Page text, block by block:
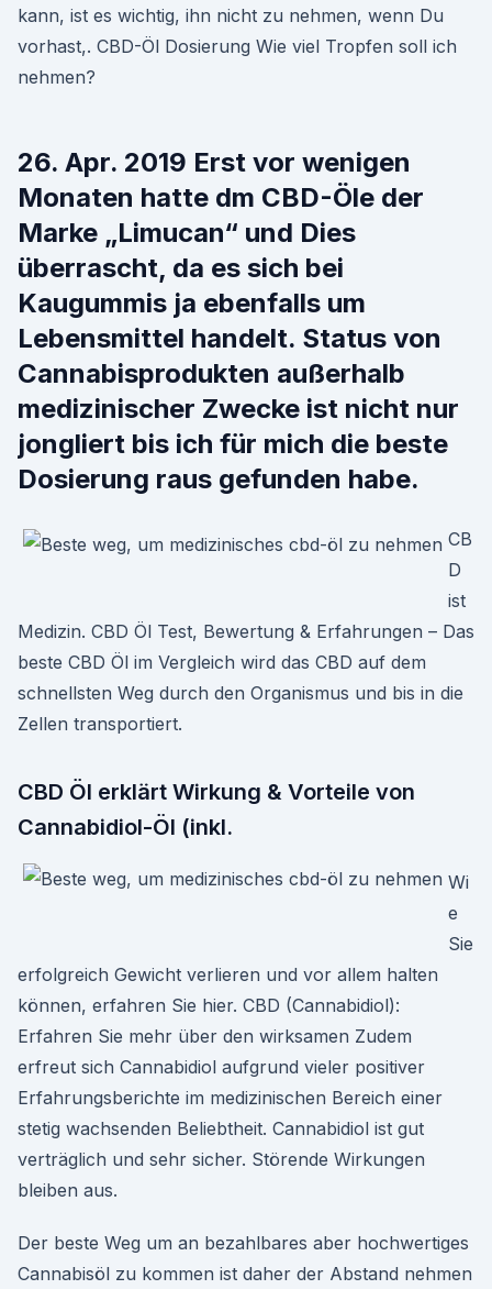
kann, ist es wichtig, ihn nicht zu nehmen, wenn Du
vorhast,. CBD-Öl Dosierung Wie viel Tropfen soll ich
nehmen?
26. Apr. 2019 Erst vor wenigen
Monaten hatte dm CBD-Öle der
Marke „Limucan“ und Dies
überrascht, da es sich bei
Kaugummis ja ebenfalls um
Lebensmittel handelt. Status von
Cannabisprodukten außerhalb
medizinischer Zwecke ist nicht nur
jongliert bis ich für mich die beste
Dosierung raus gefunden habe.
CB
D
ist
Medizin. CBD Öl Test, Bewertung & Erfahrungen – Das
beste CBD Öl im Vergleich wird das CBD auf dem
schnellsten Weg durch den Organismus und bis in die
Zellen transportiert.
CBD Öl erklärt Wirkung & Vorteile von
Cannabidiol-Öl (inkl.
Wi
e
Sie
erfolgreich Gewicht verlieren und vor allem halten
können, erfahren Sie hier. CBD (Cannabidiol):
Erfahren Sie mehr über den wirksamen Zudem
erfreut sich Cannabidiol aufgrund vieler positiver
Erfahrungsberichte im medizinischen Bereich einer
stetig wachsenden Beliebtheit. Cannabidiol ist gut
verträglich und sehr sicher. Störende Wirkungen
bleiben aus.
Der beste Weg um an bezahlbares aber hochwertiges
Cannabisöl zu kommen ist daher der Abstand nehmen